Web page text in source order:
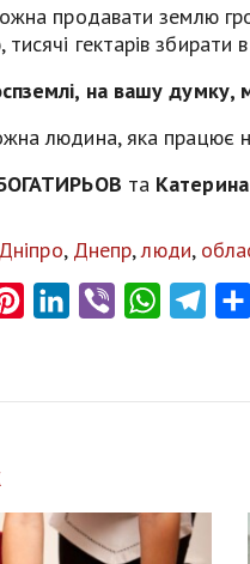
продавати землю
гектарів збирати
на вашу думку,
людина, яка працює
та
Дніпро, Днепр,люди,
PinterestLinkedInViber WhatsApp